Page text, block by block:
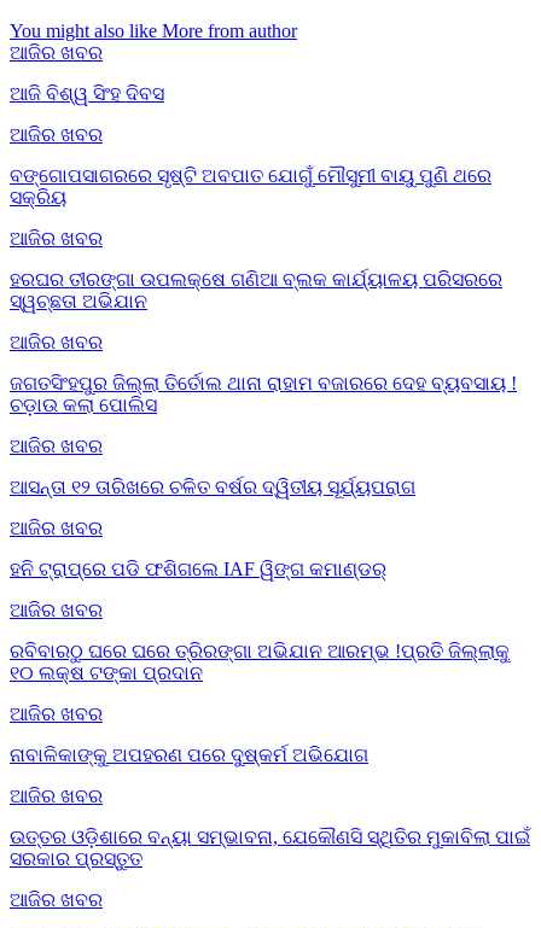
You might also like More from author
ଆଜିର ଖବର
ଆଜି ବିଶ୍ୱ ସିଂହ ଦିବସ
ଆଜିର ଖବର
ବଙ୍ଗୋପସାଗରରେ ସୃଷ୍ଟି ଅବପାତ ଯୋଗୁଁ ମୌସୁମୀ ବାୟୁ ପୁଣି ଥରେ
ସକ୍ରିୟ
ଆଜିର ଖବର
ହରଘର ତୀରଙ୍ଗା ଉପଲକ୍ଷେ ଗଣିଆ ବ୍ଲକ କାର୍ଯ୍ୟାଳୟ ପରିସରରେ
ସ୍ୱଚ୍ଛତା ଅଭିଯାନ
ଆଜିର ଖବର
ଜଗତସିଂହପୁର ଜିଲ୍ଲା ତିର୍ତୋଲ ଥାନା ରାହାମ ବଜାରରେ ଦେହ ବ୍ୟବସାୟ !
ଚଡ଼ାଉ କଲା ପୋଲିସ
ଆଜିର ଖବର
ଆସନ୍ତା ୧୨ ତାରିଖରେ ଚଳିତ ବର୍ଷର ଦ୍ୱିତୀୟ ସୂର୍ଯ୍ୟପରାଗ
ଆଜିର ଖବର
ହନି ଟ୍ରାପ୍‌ରେ ପଡି ଫଶିଗଲେ IAF ୱିଙ୍ଗ କମାଣ୍ଡର୍
ଆଜିର ଖବର
ରବିବାରଠୁ ଘରେ ଘରେ ତ୍ରିରଙ୍ଗା ଅଭିଯାନ ଆରମ୍ଭ !ପ୍ରତି ଜିଲ୍ଲାକୁ
୧୦ ଲକ୍ଷ ଟଙ୍କା ପ୍ରଦାନ
ଆଜିର ଖବର
ନାବାଳିକାଙ୍କୁ ଅପହରଣ ପରେ ଦୁଷ୍କର୍ମ ଅଭିଯୋଗ
ଆଜିର ଖବର
ଉତ୍ତର ଓଡ଼ିଶାରେ ବନ୍ୟା ସମ୍ଭାବନା, ଯେକୌଣସି ସ୍ଥିତିର ମୁକାବିଲା ପାଇଁ
ସରକାର ପ୍ରସ୍ତୁତ
ଆଜିର ଖବର